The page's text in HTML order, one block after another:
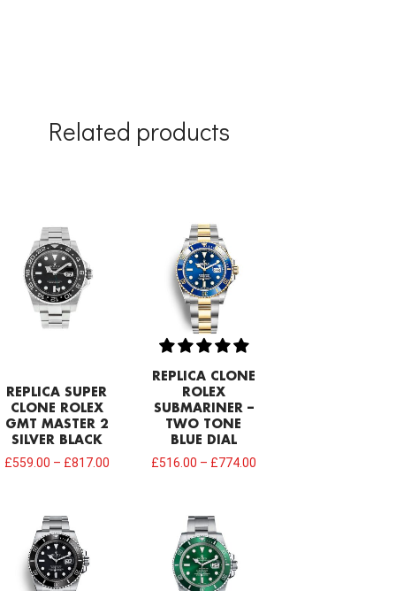
Related products
REPLICA SUPER
CLONE ROLEX
GMT MASTER 2
SILVER BLACK
£559.00 – £817.00
REPLICA CLONE
ROLEX
SUBMARINER –
TWO TONE
BLUE DIAL
£516.00 – £774.00